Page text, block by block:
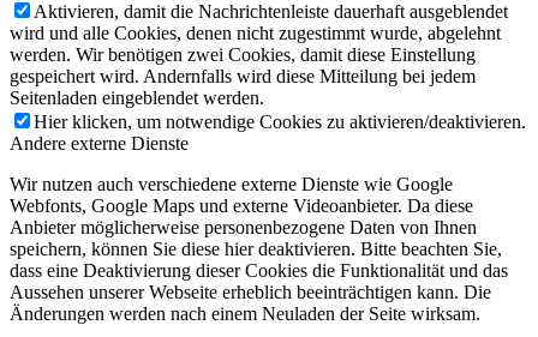
Aktivieren, damit die Nachrichtenleiste dauerhaft ausgeblendet
wird und alle Cookies, denen nicht zugestimmt wurde, abgelehnt
werden. Wir benötigen zwei Cookies, damit diese Einstellung
gespeichert wird. Andernfalls wird diese Mitteilung bei jedem
Seitenladen eingeblendet werden.
Hier klicken, um notwendige Cookies zu aktivieren/deaktivieren.
Andere externe Dienste
Wir nutzen auch verschiedene externe Dienste wie Google
Webfonts, Google Maps und externe Videoanbieter. Da diese
Anbieter möglicherweise personenbezogene Daten von Ihnen
speichern, können Sie diese hier deaktivieren. Bitte beachten Sie,
dass eine Deaktivierung dieser Cookies die Funktionalität und das
Aussehen unserer Webseite erheblich beeinträchtigen kann. Die
Änderungen werden nach einem Neuladen der Seite wirksam.